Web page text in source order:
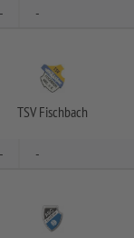
- -
TSV Fischbach
- -